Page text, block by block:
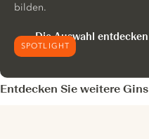
SPOTLIGHT
bilden.
Die Auswahl entdecken
Entdecken Sie weitere Gins